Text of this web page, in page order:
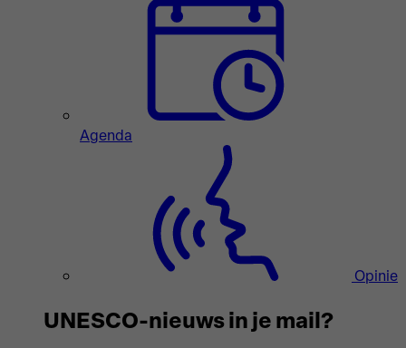
Agenda
Opinie
UNESCO-nieuws in je mail?